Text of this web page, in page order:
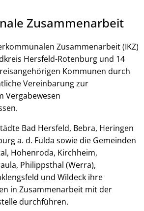
Zusammenarbeit
Zusammenarbeit (IKZ)
Hersfeld-Rotenburg und 14
Kommunen durch
Vereinbarung zur
Vergabewesen
Bad Hersfeld, Bebra, Heringen
a. d. Fulda sowie die Gemeinden
Hohenroda, Kirchheim,
Philippsthal (Werra),
und Wildeck ihre
in Zusammenarbeit mit der
durchführen.